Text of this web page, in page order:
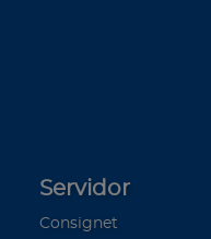
Servidor
Consignet